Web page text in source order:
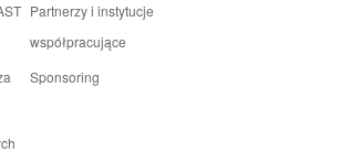
Partnerzy i instytucje
współpracujące
Sponsoring